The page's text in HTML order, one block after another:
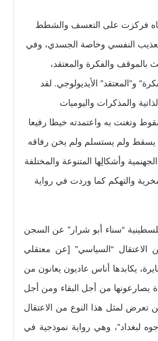
فركزت على التعسف والشطط
النفسي وخاصة الجسدي، وفي
بالموقف والفكرة والمعتقد،
و”المعتقد” الأيديولوجي. لقد
والمذكرات واليوميات
وتغنت به واعتمدته خيطا رفيعا
يسقط ولم يستسلم ولم يخن رفاقه
وأشكالِها المتنوعة والمختلفة
والتهكم كما وردت في رواية
“سناء أبو شرار” عن السجن
الاعتقال “السياسي” [عن معتقلي
يكابدها أناس عاديون يعانون من
يصارعونها من أجل البقاء ومن أجل
تعرض لمثل هذا النوع من الاعتقال
لبغداد”، وهي رواية نموذجية في